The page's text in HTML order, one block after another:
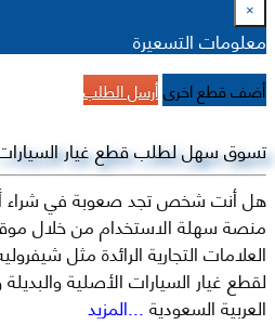
×
معلومات التسعيرة
أضف قطع اخرىأرسل الطلب
تسوق سهل لطلب قطع غيار
هل أنت شخص تجد صعوبة في شراء
منصة سهلة الاستخدام من خلال
العربية السعودية...المزيد